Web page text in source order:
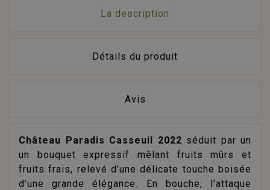
La description
Détails du produit
Avis
Château Paradis Casseuil 2022 séduit par un
un bouquet expressif mêlant fruits mûrs et
fruits frais, relevé d’une délicate touche boisée
d’une grande élégance. En bouche, l’attaque